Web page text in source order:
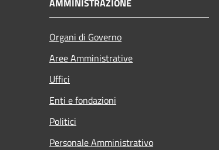
Organi di Governo
Aree Amministrative
Uffici
Enti e fondazioni
Politici
Personale Amministrativo